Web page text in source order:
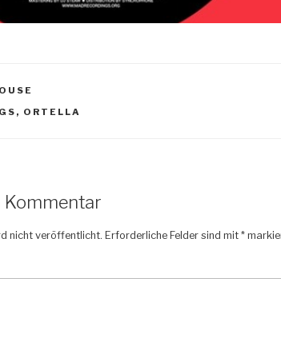
, ORTELLA
Kommentar
nicht veröffentlicht. Erforderliche Felder sind mit*